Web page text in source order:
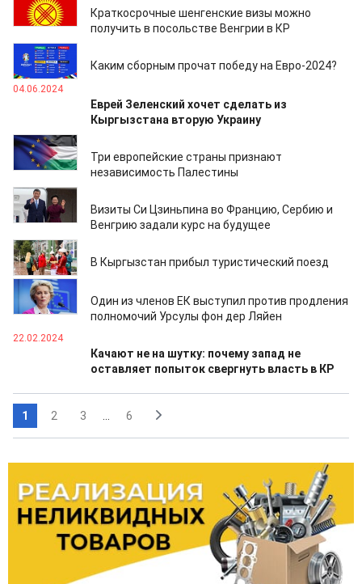
Краткосрочные шенгенские визы можно
получить в посольстве Венгрии в КР
14.06.2024
Каким сборным прочат победу на Евро-2024?
04.06.2024
Еврей Зеленский хочет сделать из
Кыргызстана вторую Украину
22.05.2024
Три европейские страны признают
независимость Палестины
14.05.2024
Визиты Си Цзиньпина во Францию, Сербию и
Венгрию задали курс на будущее
31.03.2024
В Кыргызстан прибыл туристический поезд
09.03.2024
Один из членов ЕК выступил против продления
полномочий Урсулы фон дер Ляйен
22.02.2024
Качают не на шутку: почему запад не
оставляет попыток свергнуть власть в КР
1 2 3 6